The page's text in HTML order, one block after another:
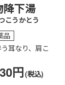
降下湯
こうかとう
品
耳なり、肩こ
円(税込)